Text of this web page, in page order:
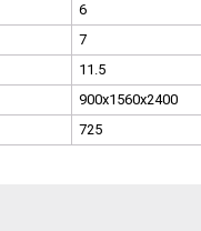
6
7
11.5
900x1560x2400
725